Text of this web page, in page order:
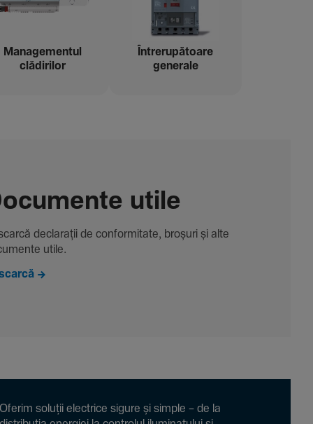
Managementul
clădi­rilor
Între­ru­pă­toare
gene­rale
utile
decla­rații de conformitate, broșuri și alte
utile.
soluții electrice sigure și simple – de la